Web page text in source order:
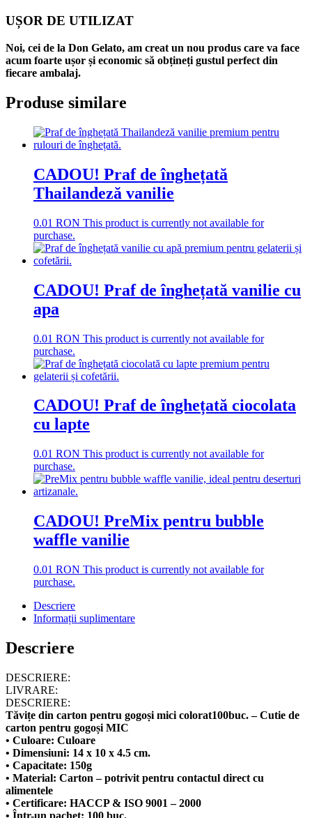
UȘOR DE UTILIZAT
Noi, cei de la Don Gelato, am creat un nou produs care va face
acum foarte ușor și economic să obțineți gustul perfect din
fiecare ambalaj.
Produse similare
CADOU! Praf de înghețată
Thailandeză vanilie
0.01 RON This product is currently not available for
purchase.
CADOU! Praf de înghețată vanilie cu
apa
0.01 RON This product is currently not available for
purchase.
CADOU! Praf de înghețată ciocolata
cu lapte
0.01 RON This product is currently not available for
purchase.
CADOU! PreMix pentru bubble
waffle vanilie
0.01 RON This product is currently not available for
purchase.
Descriere
Informații suplimentare
Descriere
DESCRIERE:
LIVRARE:
DESCRIERE:
Tăvițe din carton pentru gogoși mici colorat100buc. – Cutie de
carton pentru gogoși MIC
• Culoare: Culoare
• Dimensiuni: 14 x 10 x 4.5 cm.
• Capacitate: 150g
• Material: Carton – potrivit pentru contactul direct cu
alimentele
• Certificare: HACCP & ISO 9001 – 2000
• Într-un pachet: 100 buc.